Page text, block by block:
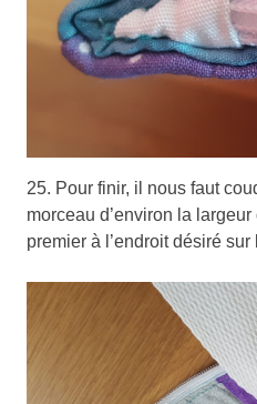
25. Pour finir, il nous faut
morceau d’environ la
premier à l’endroit désiré sur